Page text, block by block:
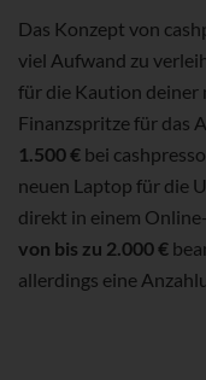
Das Konzept von
viel Aufwand zu
für die Kaution deiner
Finanzspritze für das
1.500 € bei
neuen Laptop für die
direkt in einem
von bis zu 2.000 €
allerdings eine